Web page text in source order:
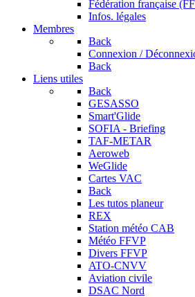
Fédération française
Infos. légales
Membres
Back
Connexion /
Back
Liens utiles
Back
GESASSO
Smart'Glide
SOFIA - Briefing
TAF-METAR
Aeroweb
WeGlide
Cartes VAC
Back
Les tutos planeur
REX
Station météo CAB
Météo FFVP
Divers FFVP
ATO-CNVV
Aviation civile
DSAC Nord